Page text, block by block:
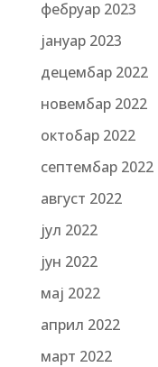
фебруар 2023
јануар 2023
децембар 2022
новембар 2022
октобар 2022
септембар 2022
август 2022
јул 2022
јун 2022
мај 2022
април 2022
март 2022